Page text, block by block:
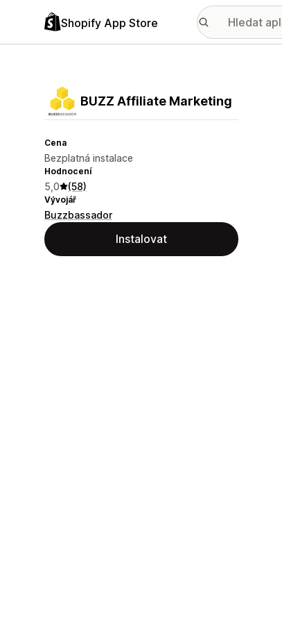
Shopify App Store
BUZZ Affiliate Marketing
Cena
Bezplatná instalace
Hodnocení
5,0 (58)
Vývojář
Buzzbassador
Instalovat